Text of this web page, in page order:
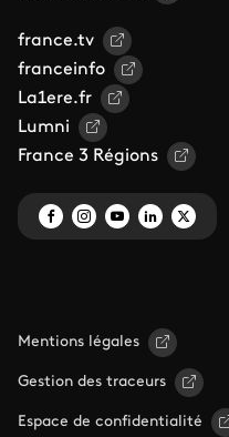
france.tv
franceinfo
La1ere.fr
Lumni
France 3 Régions
Mentions légales
Gestion des traceurs
Espace de confidentialité